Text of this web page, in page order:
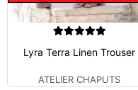
Lyra Terra Linen Trouser
ATELIER CHAPUTS